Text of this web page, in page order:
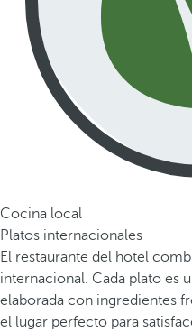
Cocina local
Platos internacionales
El restaurante del hotel
internacional. Cada plato es
elaborada con ingredientes
el lugar perfecto para